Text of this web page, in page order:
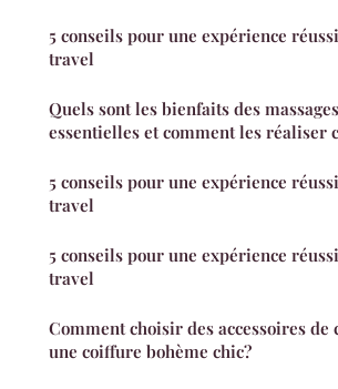
5 conseils pour une expérience
travel
Quels sont les bienfaits des
essentielles et comment les réaliser
5 conseils pour une expérience
travel
5 conseils pour une expérience
travel
Comment choisir des accessoires de
une coiffure bohème chic?